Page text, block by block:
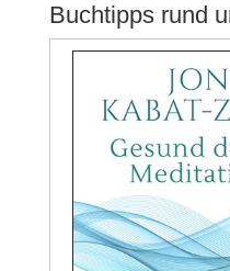
Buchtipps rund